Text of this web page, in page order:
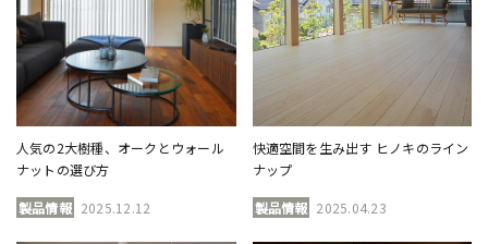
人気の2大樹種、オークとウォール
ナットの選び方
製品情報 2025.12.12
快適空間を生み出す ヒノキのライン
ナップ
製品情報 2025.04.23